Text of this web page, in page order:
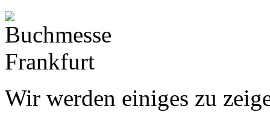
Wir werden einiges zu